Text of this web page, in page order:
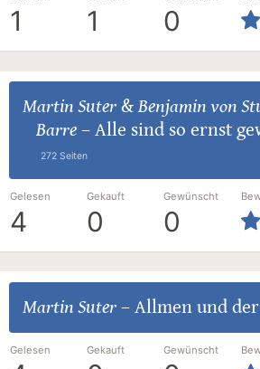
1 1 0
Martin Suter& Benjamin von
Barre– Alle sind so ernst
272 Seiten
Gelesen
4
Gekauft
0
Gewünscht
0
Martin Suter– Allmen und
Gelesen Gekauft Gewünscht